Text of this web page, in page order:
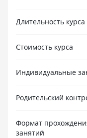
Длительность курса
Стоимость курса
Индивидуальные
Родительский
Формат
занятий